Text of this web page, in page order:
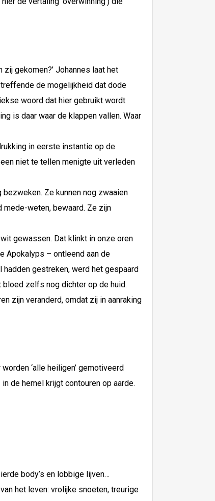
gekomen?’ Johannes laat het
de mogelijkheid dat dode
woord dat hier gebruikt wordt
is daar waar de klappen vallen. Waar
in eerste instantie op de
niet te tellen menigte uit verleden
Ze kunnen nog zwaaien
mede-weten, bewaard. Ze zijn
gewassen. Dat klinkt in onze oren
Apokalyps – ontleend aan de
gestreken, werd het gespaard
bloed zelfs nog dichter op de huid.
zijn veranderd, omdat zij in aanraking
‘alle heiligen’ gemotiveerd
de hemel krijgt contouren op aarde.
body’s en lobbige lijven…
het leven: vrolijke snoeten, treurige